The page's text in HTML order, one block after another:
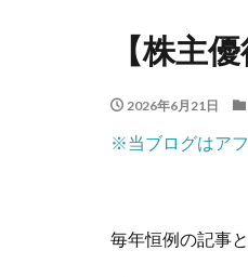
【株主
2026年6月21日
※当ブログはア
毎年恒例の記事と